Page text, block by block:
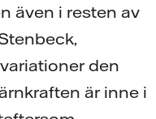
även i resten av
den
är inne i